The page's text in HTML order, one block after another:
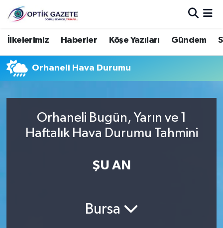
İlkelerimiz Haberler Köşe Yazıları Gündem
Orhaneli Hava Durumu
Orhaneli Bugün, Yarın ve 1
Haftalık Hava Durumu Tahmini
ŞU AN
Bursa
Nöbetçi Eczaneler
Hava Durumu
Trafik Durumu
Süper Lig Puan Durumu ve Fikstür